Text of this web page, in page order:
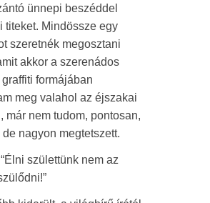
ünnepi beszéddel
titeket. Mindössze egy
szeretnék megosztani
akkor a szerenádos
formájában
meg valahol az éjszakai
már nem tudom, pontosan,
de nagyon megtetszett.
születtünk nem az